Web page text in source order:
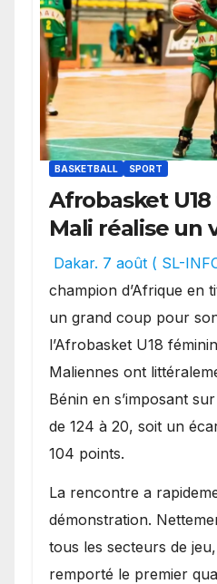
BASKETBALL SPORT
Afrobasket
Mali réalise un
festival offensif
une lourde
Bénin.
Dakar. 7 août ( SL-
champion d’Afrique en
un grand coup pour
l’Afrobasket U18
Maliennes ont
Bénin en s’imposant
de 124 à 20, soit un
104 points.
La rencontre a
démonstration.
tous les secteurs de
remporté le premier